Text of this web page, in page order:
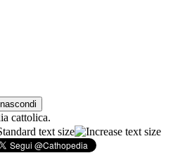
nascondi
cattolica.